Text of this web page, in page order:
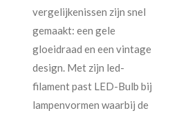
vergelijkenissen zijn snel
gemaakt: een gele
gloeidraad en een vintage
design. Met zijn led-
filament past LED-Bulb bij
lampenvormen waarbij de